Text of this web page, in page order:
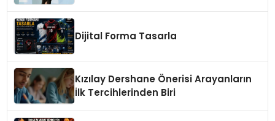
Dijital Forma Tasarla
Kızılay Dershane Önerisi Arayanların
İlk Tercihlerinden Biri